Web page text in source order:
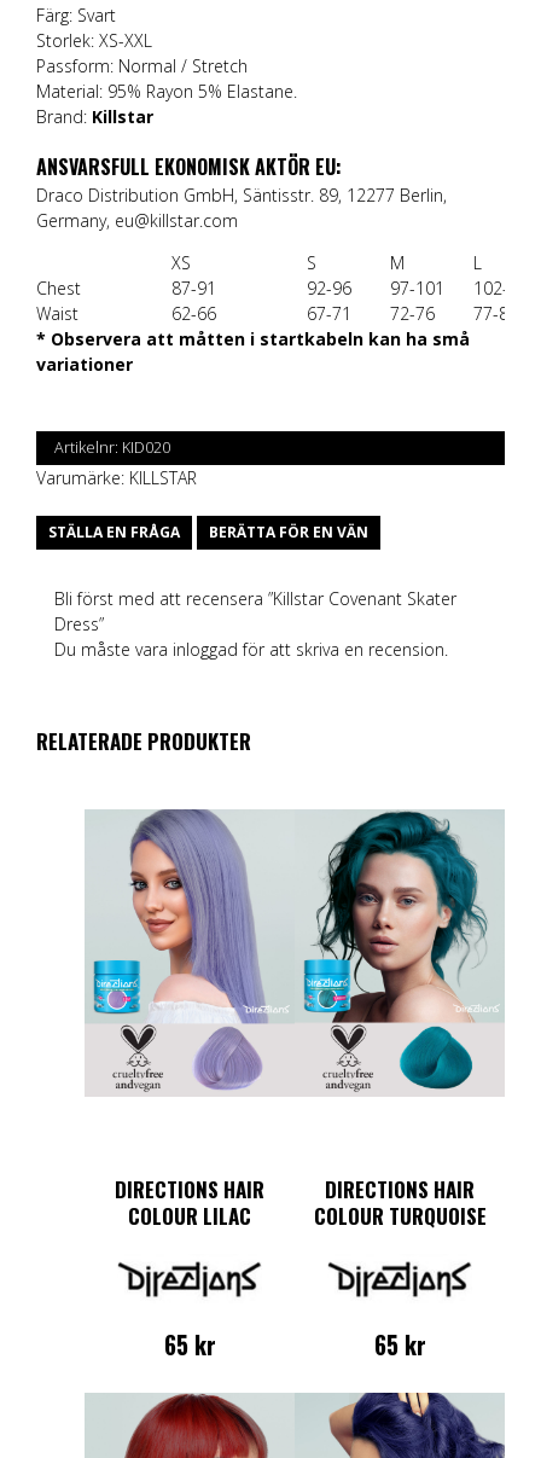
Färg: Svart
Storlek: XS-XXL
Passform: Normal / Stretch
Material: 95% Rayon 5% Elastane.
Brand: Killstar
ANSVARSFULL EKONOMISK AKTÖR EU:
Draco Distribution GmbH, Säntisstr. 89, 12277 Berlin,
Germany, eu@killstar.com
XS
S M
L
Chest
87-91 92-96 97-101
102-106
Waist
62-66 67-71 72-76
77-81
* Observera att måtten i startkabeln kan ha små
variationer
Artikelnr: KID020
Varumärke: KILLSTAR
STÄLLA EN FRÅGA BERÄTTA FÖR EN VÄN
Bli först med att recensera ”Killstar Covenant Skater
Dress”
Du måste vara inloggad för att skriva en recension.
RELATERADE PRODUKTER
DIRECTIONS HAIR
COLOUR LILAC
65 kr
DIRECTIONS HAIR
COLOUR TURQUOISE
65 kr